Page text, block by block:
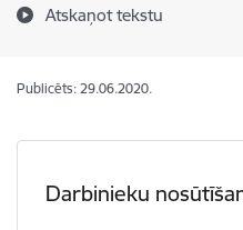
Atskaņot tekstu
Publicēts: 29.06.2020.
Darbinieku